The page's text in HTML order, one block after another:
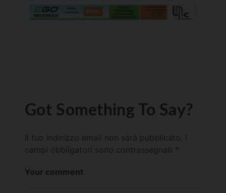
Got Something To Say?
Il tuo indirizzo email non sarà pubblicato.
campi obbligatori sono contrassegnati *
Your comment